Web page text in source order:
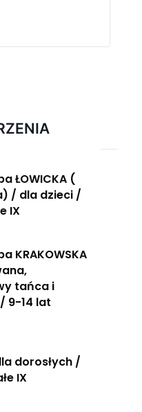
ŁOWICKA (
/ dla dzieci /
IX
KRAKOWSKA
tańca i
9-14 lat
dorosłych /
IX